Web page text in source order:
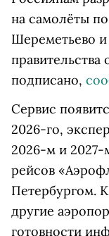
на самолёты
Шереметьево
подписано,
Сервис
2026-го,
2026-м и 2027-
рейсов
Петербургом.
другие
готовности